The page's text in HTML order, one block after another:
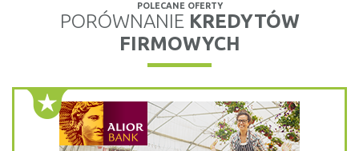
POLECANE OFERTY
PORÓWNANIE KREDYTÓW
FIRMOWYCH